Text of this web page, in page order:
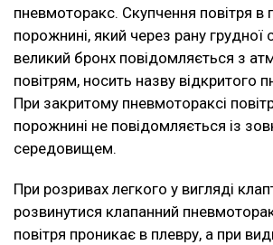
пневмоторакс. Скупчення повітря в
порожнині, який через рану грудної
великий бронх повідомляється з
повітрям, носить назву відкритого
При закритому пневмотораксі
порожнині не повідомляється із
середовищем.
При розривах легкого у вигляді
розвинутися клапанний
повітря проникає в плевру, а при